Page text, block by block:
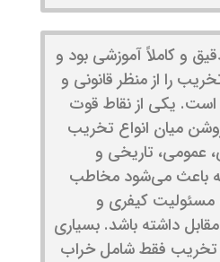
و کاملاً آموزشی بود و
را از منظر قانونی و
است. یکی از نقاط قوت
میان انواع تخریب
عمومی، تاریخی و
باعث می‌شود مخاطب
کیفری و
داشته باشد. بسیاری
تخریب فقط شامل خراب